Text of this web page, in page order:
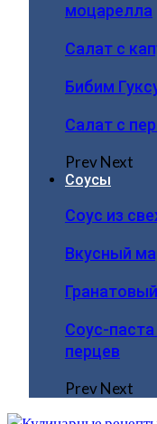
моцарелла
Салат с
Бибим
Салат с
PrevNext
Соусы
Соус из
Вкусный
Соус-
перцев
PrevNext